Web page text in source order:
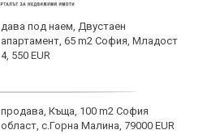
дава под наем, Двустаен
апартамент, 65 m2 София, Младост
4, 550 EUR
продава, Къща, 100 m2 София
област, с.Горна Малина, 79000 EUR